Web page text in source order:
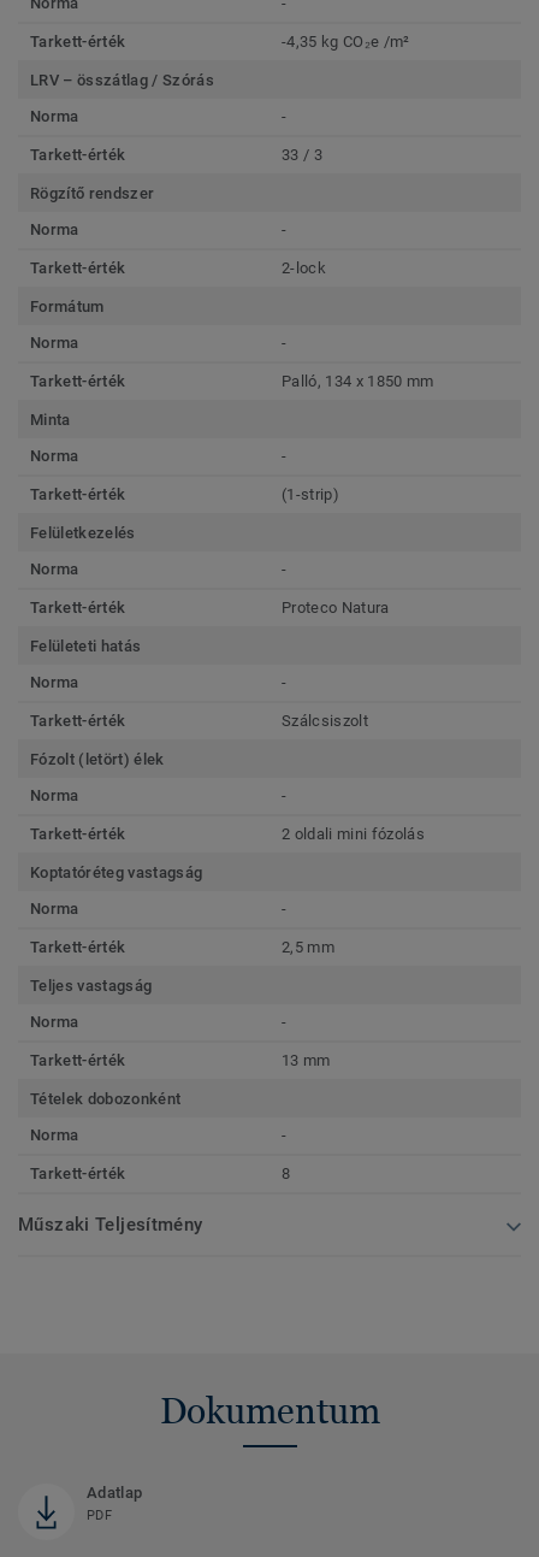
Tarkett-érték -4,35 kg CO₂e /m²
LRV – összátlag / Szórás
Norma
-
Tarkett-érték 33 / 3
Rögzítő rendszer
Norma
-
Tarkett-érték 2-lock
Formátum
Norma
-
Tarkett-érték Palló, 134 x 1850 mm
Minta
Norma
-
Tarkett-érték (1-strip)
Felületkezelés
Norma
-
Tarkett-érték Proteco Natura
Felületeti hatás
Norma
-
Tarkett-érték Szálcsiszolt
Fózolt (letört) élek
Norma
-
Tarkett-érték 2 oldali mini fózolás
Koptatóréteg vastagság
Norma
-
Tarkett-érték 2,5 mm
Teljes vastagság
Norma
-
Tarkett-érték 13 mm
Tételek dobozonként
Norma
-
Tarkett-érték 8
Műszaki Teljesítmény
Dokumentum
Adatlap
PDF